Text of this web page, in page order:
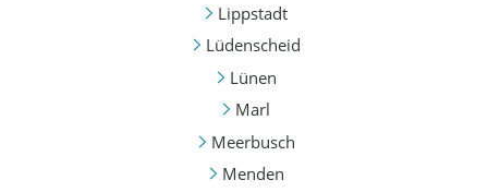
Lippstadt
Lüdenscheid
Lünen
Marl
Meerbusch
Menden